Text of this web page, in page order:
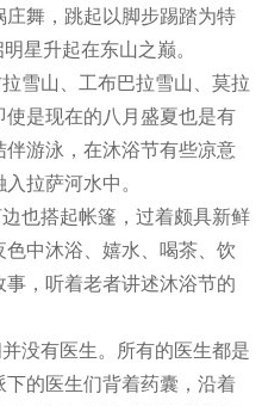
舞，跳起以脚步踢踏为特
星升起在东山之巅。
雪山、工布巴拉雪山、莫拉
是现在的八月盛夏也是有
游泳，在沐浴节有些凉意
拉萨河水中。
也搭起帐篷，过着颇具新鲜
中沐浴、嬉水、喝茶、饮
，听着老者讲述沐浴节的
没有医生。所有的医生都是
的医生们背着药囊，沿着